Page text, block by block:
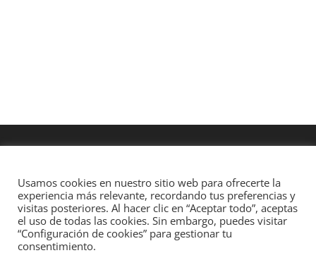
Usamos cookies en nuestro sitio web para ofrecerte la
experiencia más relevante, recordando tus preferencias y
visitas posteriores. Al hacer clic en “Aceptar todo”, aceptas
el uso de todas las cookies. Sin embargo, puedes visitar
“Configuración de cookies” para gestionar tu
consentimiento.